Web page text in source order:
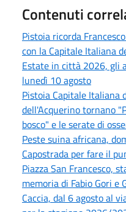
Contenuti
Pistoia ricorda
con la Capitale Italiana
Estate in città 2026, gli
lunedì 10 agosto
Pistoia Capitale Italiana
dell'Acquerino tornano
bosco" e le serate di
Peste suina africana,
Capostrada per fare il
Piazza San Francesco,
memoria di Fabio Gori e
Caccia, dal 6 agosto al